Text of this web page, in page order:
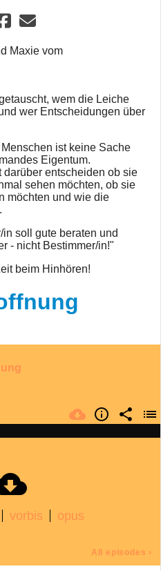
Maxie vom
wem die Leiche
wer Entscheidungen über
ist keine Sache
Eigentum.
entscheiden ob sie
sehen möchten, ob sie
möchten und wie die
soll gute beraten und
- nicht Bestimmer/in!"
beim Hinhören!
vorbis opus
All episodes ›